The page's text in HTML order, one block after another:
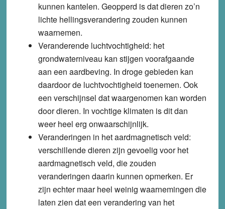
kunnen kantelen. Geopperd is dat dieren zo’n
lichte hellingsverandering zouden kunnen
waarnemen.
Veranderende luchtvochtigheid: het
grondwaterniveau kan stijgen voorafgaande
aan een aardbeving. In droge gebieden kan
daardoor de luchtvochtigheid toenemen. Ook
een verschijnsel dat waargenomen kan worden
door dieren. In vochtige klimaten is dit dan
weer heel erg onwaarschijnlijk.
Veranderingen in het aardmagnetisch veld:
verschillende dieren zijn gevoelig voor het
aardmagnetisch veld, die zouden
veranderingen daarin kunnen opmerken. Er
zijn echter maar heel weinig waarnemingen die
laten zien dat een verandering van het